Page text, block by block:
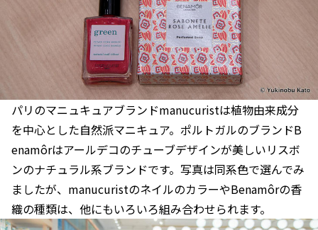
パリのマニュキュアブランドmanucuristは植物由来成分
を中心とした自然派マニキュア。ポルトガルのブランドB
enamôrはアールデコのチューブデザインが美しいリスボ
ンのナチュラル系ブランドです。写真は同系色で選んでみ
ましたが、manucuristのネイルのカラーやBenamôrの香
織の種類は、他にもいろいろ組み合わせられます。